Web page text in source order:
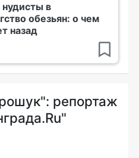
в
обезьян: о чем
назад
репортаж